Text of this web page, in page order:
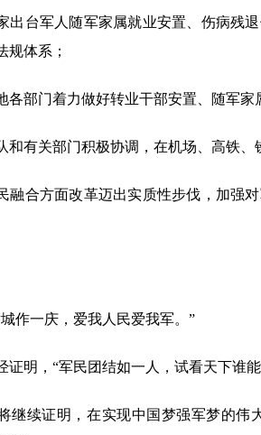
军人随军家属就业安置、伤病残退
规体系；
门着力做好转业干部安置、随军家属
关部门积极协调，在机场、高铁、铁
方面改革迈出实质性步伐，加强对
一庆，爱我人民爱我军。”
明，“军民团结如一人，试看天下谁能
续证明，在实现中国梦强军梦的伟